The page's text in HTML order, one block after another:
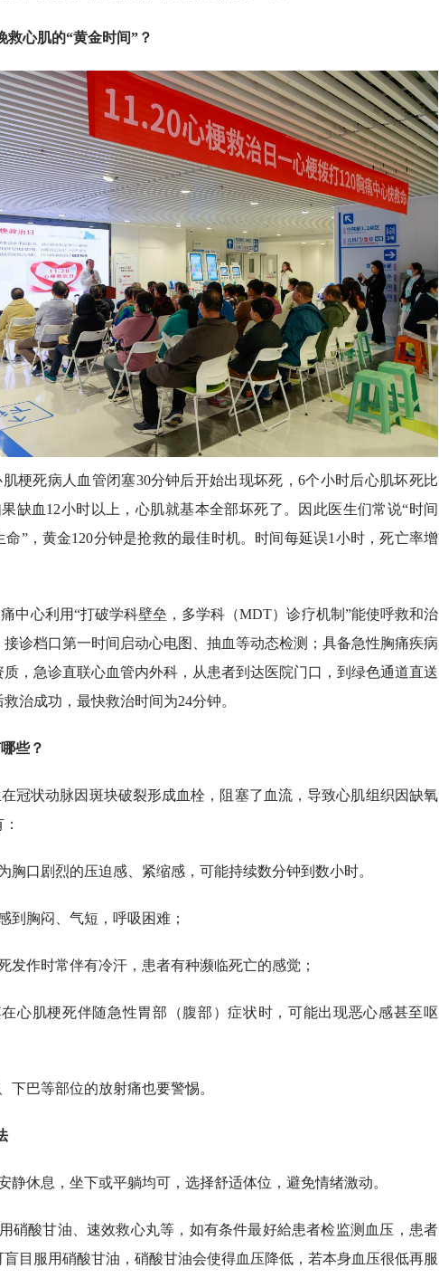
救心肌的“黄金时间”？
梗死病人血管闭塞30分钟后开始出现坏死，6个小时后心肌坏死比
缺血12小时以上，心肌就基本全部坏死了。因此医生们常说“时间
”，黄金120分钟是抢救的最佳时机。时间每延误1小时，死亡率增
中心利用“打破学科壁垒，多学科（MDT）诊疗机制”能使呼救和治
诊档口第一时间启动心电图、抽血等动态检测；具备急性胸痛疾病
，急诊直联心血管内外科，从患者到达医院门口，到绿色通道直送
治成功，最快救治时间为24分钟。
些？
冠状动脉因斑块破裂形成血栓，阻塞了血流，导致心肌组织因缺氧
胸口剧烈的压迫感、紧缩感，可能持续数分钟到数小时。
到胸闷、气短，呼吸困难；
发作时常伴有冷汗，患者有种濒临死亡的感觉；
心肌梗死伴随急性胃部（腹部）症状时，可能出现恶心感甚至呕
下巴等部位的放射痛也要警惕。
静休息，坐下或平躺均可，选择舒适体位，避免情绪激动。
硝酸甘油、速效救心丸等，如有条件最好給患者检监测血压，患者
目服用硝酸甘油，硝酸甘油会使得血压降低，若本身血压很低再服